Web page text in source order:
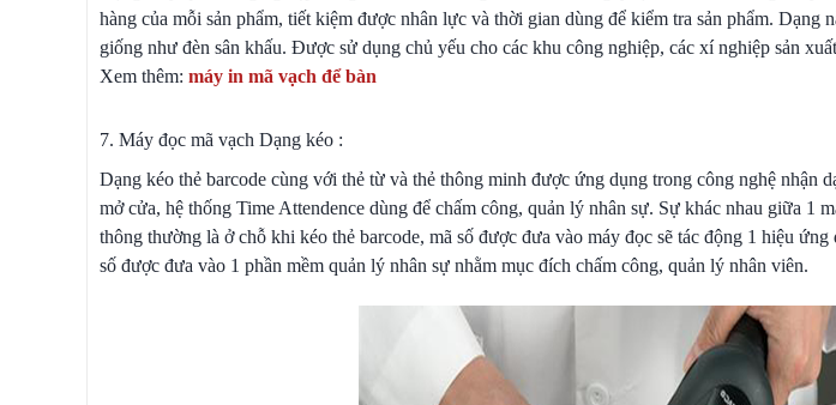
hàng của mỗi sản phẩm, tiết kiệm được nhân lực và thời gian dùng để kiểm tra sản phẩm. Dạng
giống như đèn sân khấu. Được sử dụng chủ yếu cho các khu công nghiệp, các xí nghiệp sản
Xem thêm: máy in mã vạch để bàn
7. Máy đọc mã vạch Dạng kéo :
Dạng kéo thẻ barcode cùng với thẻ từ và thẻ thông minh được ứng dụng trong công nghệ nhận
mở cửa, hệ thống Time Attendence dùng để chấm công, quản lý nhân sự. Sự khác nhau giữa 1
thông thường là ở chỗ khi kéo thẻ barcode, mã số được đưa vào máy đọc sẽ tác động 1 hiệu
số được đưa vào 1 phần mềm quản lý nhân sự nhằm mục đích chấm công, quản lý nhân viên.